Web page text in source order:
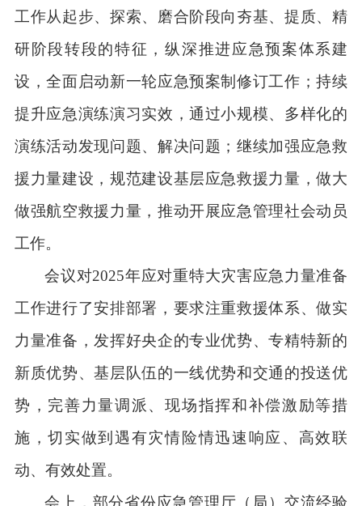
工作从起步、探索、磨合阶段向夯基、提质、精
研阶段转段的特征，纵深推进应急预案体系建
设，全面启动新一轮应急预案制修订工作；持续
提升应急演练演习实效，通过小规模、多样化的
演练活动发现问题、解决问题；继续加强应急救
援力量建设，规范建设基层应急救援力量，做大
做强航空救援力量，推动开展应急管理社会动员
工作。
会议对2025年应对重特大灾害应急力量准备
工作进行了安排部署，要求注重救援体系、做实
力量准备，发挥好央企的专业优势、专精特新的
新质优势、基层队伍的一线优势和交通的投送优
势，完善力量调派、现场指挥和补偿激励等措
施，切实做到遇有灾情险情迅速响应、高效联
动、有效处置。
会上，部分省份应急管理厅（局）交流经验